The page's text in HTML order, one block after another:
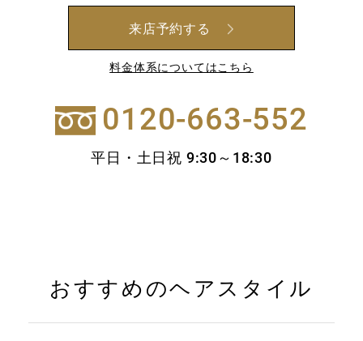
来店予約する
料金体系についてはこちら
0120-663-552
平日・土日祝 9:30～18:30
おすすめのヘアスタイル